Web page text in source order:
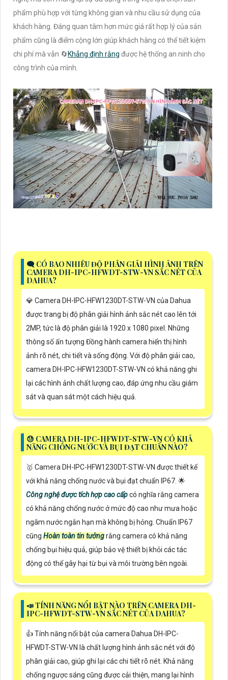
phẩm phù hợp với từng không gian và nhu cầu sử dụng của
khách hàng. Đáng quan tâm hơn mức giá rất hợp lý của sản
phẩm cũng là điểm cộng lớn giúp khách hàng có thể tiết kiệm
chi phí mà vẫn 🔄Khẳng định rằng được hệ thống an ninh cho
công trình của mình.
🗨️ CÓ BAO NHIÊU ĐỘ PHÂN GIẢI HÌNH ẢNH TRÊN
CAMERA DH-IPC-HFWDT-STW-VN SẮC NÉT CỦA
DAHUA?
💎 Camera DH-IPC-HFW1230DT-STW-VN của Dahua
được trang bị độ phân giải hình ảnh sắc nét cao lên tới
2MP, tức là độ phân giải là 1920 x 1080 pixel. Những
thông số ấn tượng Đồng hành camera hiển thị hình
ảnh rõ nét, chi tiết và sống động. Với độ phân giải cao,
camera DH-IPC-HFW1230DT-STW-VN có khả năng ghi
lại các hình ảnh chất lượng cao, đáp ứng nhu cầu giám
sát và quan sát một cách hiệu quả.
😓 CAMERA DH-IPC-HFWDT-STW-VN CÓ KHẢ
NĂNG CHỐNG NƯỚC VÀ BỤI ĐẠT CHUẨN NÀO?
🥇 Camera DH-IPC-HFW1230DT-STW-VN được thiết kế
với khả năng chống nước và bụi đạt chuẩn IP67. 🌟
Công nghệ được tích hợp cao cấpcó nghĩa rằng camera
có khả năng chống nước ở mức độ cao như mưa hoặc
ngâm nước ngắn hạn mà không bị hỏng. Chuẩn IP67
cũng Hoàn toàn tin tưởngrằng camera có khả năng
chống bụi hiệu quả, giúp bảo vệ thiết bị khỏi các tác
động có thể gây hại từ bụi và môi trường bên ngoài.
📣 TÍNH NĂNG NỔI BẬT NÀO TRÊN CAMERA DH-
IPC-HFWDT-STW-VN SẮC NÉT CỦA DAHUA?
👍 Tính năng nổi bật của camera Dahua DH-IPC-
HFWDT-STW-VN là chất lượng hình ảnh sắc nét với độ
phân giải cao, giúp ghi lại các chi tiết rõ nét. Khả năng
chống ngược sáng cũng được cải thiện, mang lại hình